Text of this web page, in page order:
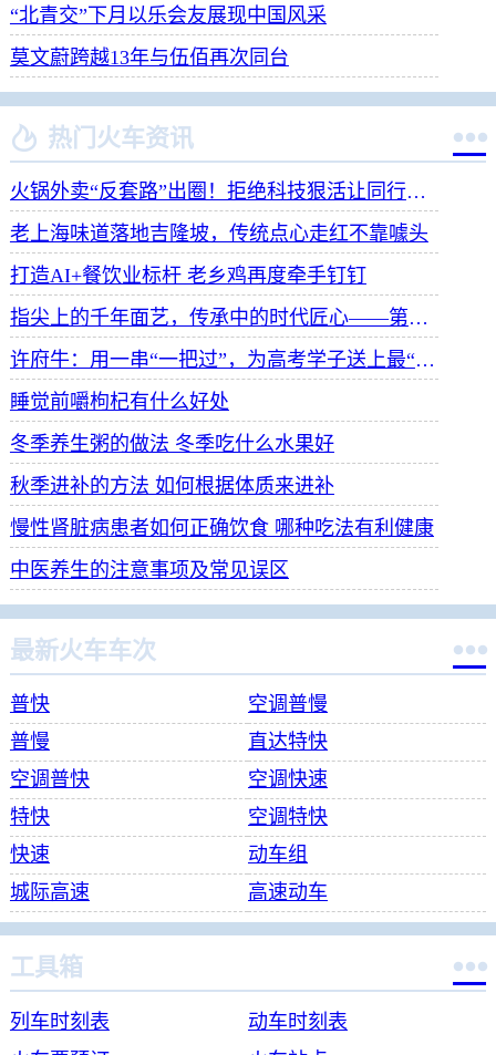
“北青交”下月以乐会友展现中国风采
莫文蔚跨越13年与伍佰再次同台
 热门火车资讯 
火锅外卖“反套路”出圈！拒绝科技狠活让同行颤抖
老上海味道落地吉隆坡，传统点心走红不靠噱头
打造AI+餐饮业标杆 老乡鸡再度牵手钉钉
指尖上的千年面艺，传承中的时代匠心——第八届“安琪酵母杯”中华发酵面食大赛武汉赛区开赛
许府牛：用一串“一把过”，为高考学子送上最“牛”祝福
睡觉前嚼枸杞有什么好处
冬季养生粥的做法 冬季吃什么水果好
秋季进补的方法 如何根据体质来进补
慢性肾脏病患者如何正确饮食 哪种吃法有利健康
中医养生的注意事项及常见误区
最新火车车次 
普快
空调普慢
普慢
直达特快
空调普快
空调快速
特快
空调特快
快速
动车组
城际高速
高速动车
工具箱 
列车时刻表
动车时刻表